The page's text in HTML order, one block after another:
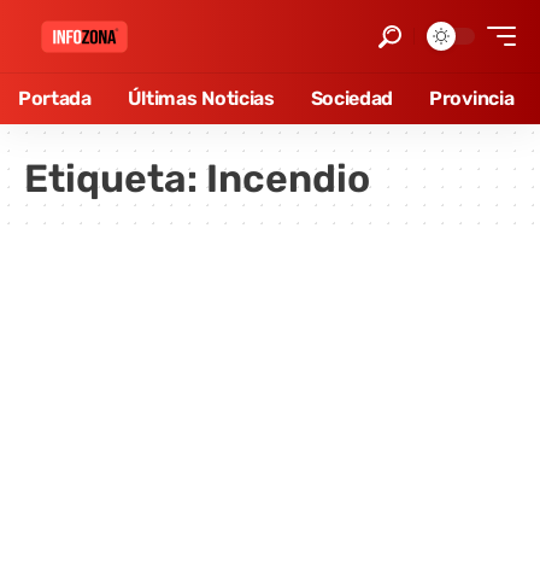
Portada Últimas Noticias Sociedad Provincia
Etiqueta: Incendio